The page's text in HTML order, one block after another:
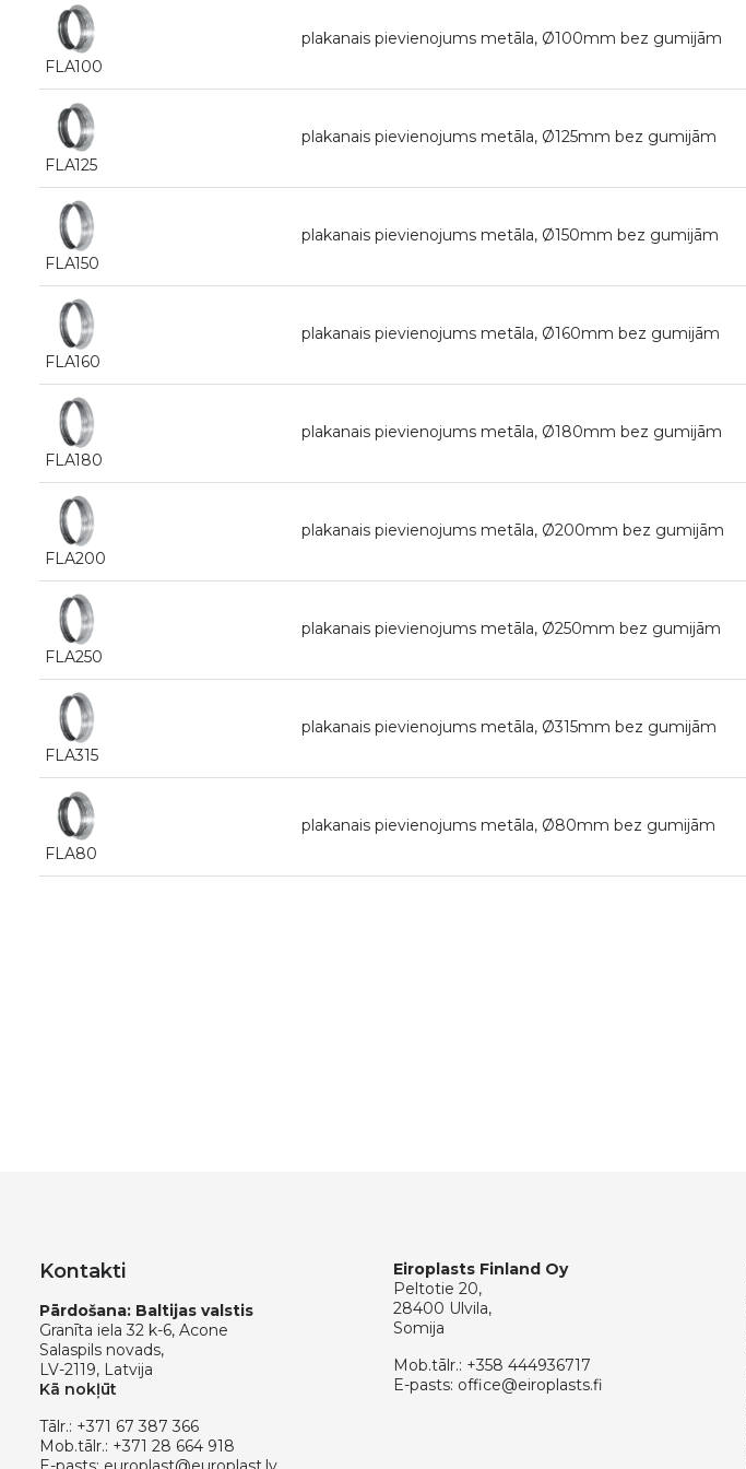
FLA100
plakanais pievienojums metāla, Ø100mm bez gumijām
FLA125
plakanais pievienojums metāla, Ø125mm bez gumijām
FLA150
plakanais pievienojums metāla, Ø150mm bez gumijām
FLA160
plakanais pievienojums metāla, Ø160mm bez gumijām
FLA180
plakanais pievienojums metāla, Ø180mm bez gumijām
FLA200
plakanais pievienojums metāla, Ø200mm bez gumijām
FLA250
plakanais pievienojums metāla, Ø250mm bez gumijām
FLA315
plakanais pievienojums metāla, Ø315mm bez gumijām
FLA80
plakanais pievienojums metāla, Ø80mm bez gumijām
Kontakti
Pārdošana: Baltijas valstis
Granīta iela 32 k-6, Acone
Salaspils novads,
LV-2119, Latvija
Kā nokļūt
Tālr.: +371 67 387 366
Mob.tālr.: +371 28 664 918
Eiroplasts Finland Oy
Peltotie 20,
28400 Ulvila,
Somija
Mob.tālr.: +358 444936717
E-pasts: office@eiroplasts.fi